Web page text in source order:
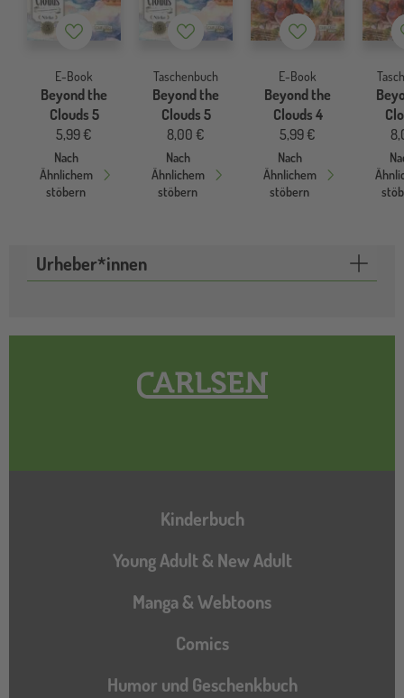
Merkzettel
E-Book
Beyond the
Clouds 5
5,99 €
Nach
Ähnlichem
stöbern
Merkzettel
Taschenbuch
Beyond the
Clouds 5
8,00 €
Nach
Ähnlichem
stöbern
Merkzettel
E-Book
Beyond the
Clouds 4
5,99 €
Nach
Ähnlichem
stöbern
Urheber*innen
Hauptnavigation
Kinderbuch
Young Adult & New Adult
Manga & Webtoons
Comics
Humor und Geschenkbuch